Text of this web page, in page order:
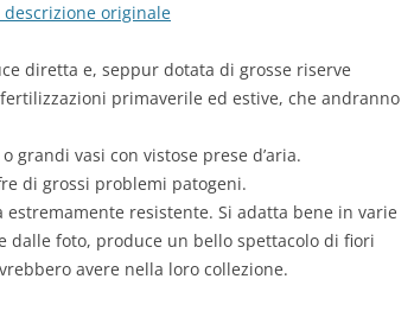
descrizione originale
diretta e, seppur dotata di grosse riserve
primaverile ed estive, che andranno
grandi vasi con vistose prese d’aria.
di grossi problemi patogeni.
estremamente resistente. Si adatta bene in varie
dalle foto, produce un bello spettacolo di fiori
avere nella loro collezione.